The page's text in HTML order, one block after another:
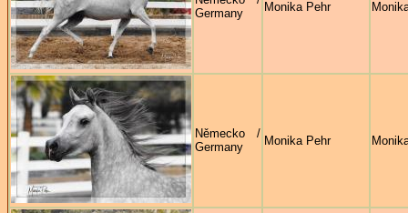
Germany
Monika Pehr
Německo /
Germany
Monika Pehr